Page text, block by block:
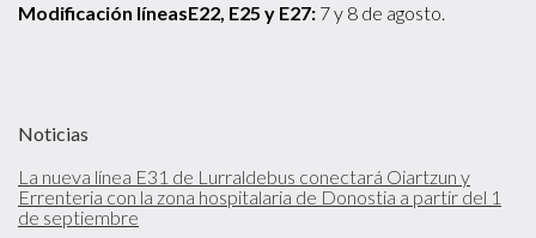
Modificación líneasE22, E25 y E27: 7 y 8 de agosto.
Noticias
La nueva línea E31 de Lurraldebus conectará Oiartzun y
Errenteria con la zona hospitalaria de Donostia a partir del 1
de septiembre